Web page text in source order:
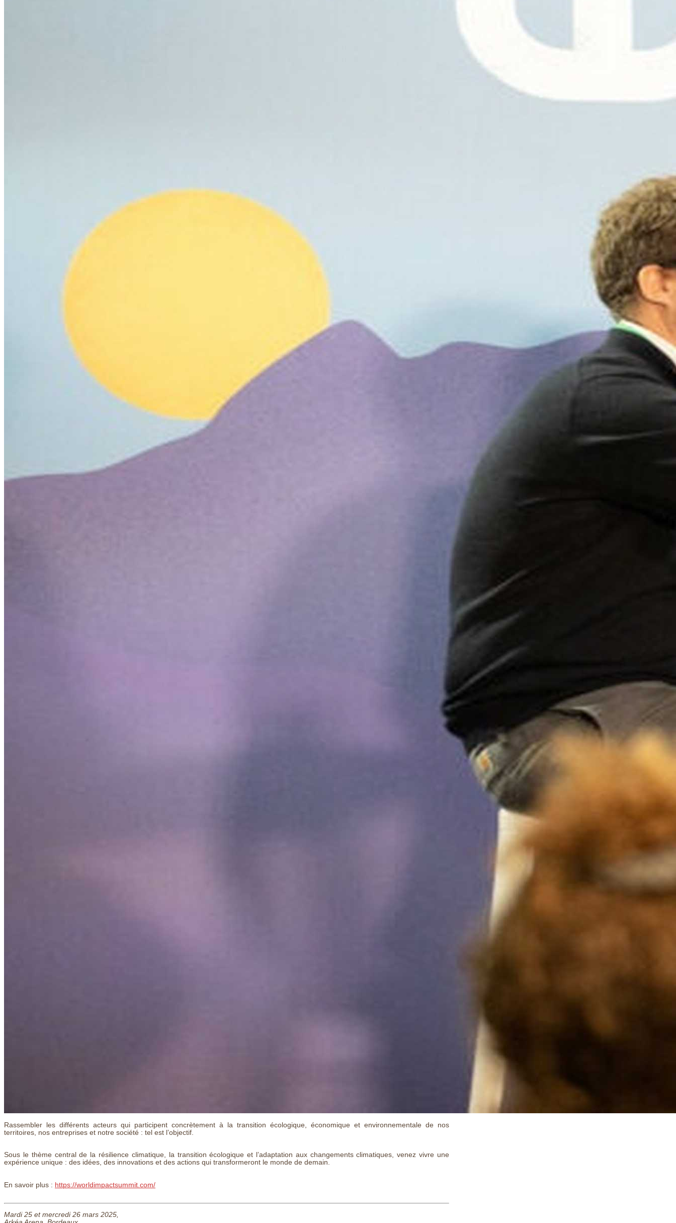
Rassembler les différents acteurs qui participent concrètement à la transition écologique, économique et environnementale de nos
territoires, nos entreprises et notre société : tel est l’objectif.
Sous le thème central de la résilience climatique, la transition écologique et l’adaptation aux changements climatiques, venez vivre une
expérience unique : des idées, des innovations et des actions qui transformeront le monde de demain.
En savoir plus : https://worldimpactsummit.com/
Mardi 25 et mercredi 26 mars 2025,